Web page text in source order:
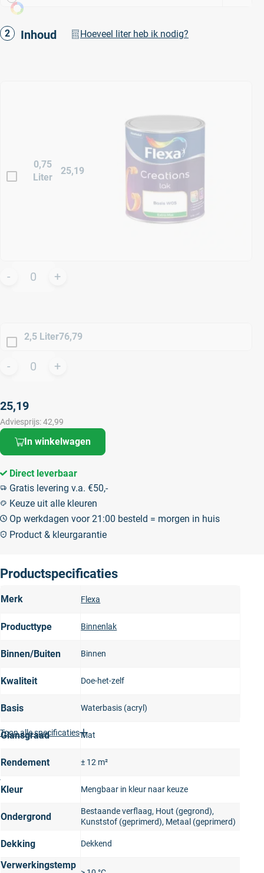
Inhoud Hoeveel liter heb ik nodig?
0,75
Liter
25,19
2,5 Liter76,79
25,19
Adviesprijs:42,99
In winkelwagen
Direct leverbaar
Gratis levering v.a. €50,-
Keuze uit alle kleuren
Op werkdagen voor 21:00 besteld = morgen in huis
Product & kleurgarantie
Productspecificaties
Merk Flexa
Producttype Binnenlak
Binnen/Buiten Binnen
Kwaliteit Doe-het-zelf
Basis Waterbasis (acryl)
Glansgraad Mat
Rendement ± 12 m²
Kleur Mengbaar in kleur naar keuze
Ondergrond
Bestaande verflaag, Hout (gegrond),
Kunststof (geprimerd), Metaal (geprimerd)
Dekking Dekkend
Verwerkingstemp
Toon alle specificaties
De Flexa Creations Lak Extra Mat is een matte lak op
waterbasis. Je gebruikt deze lak voor het schilderen van
binnen deuren, kozijnen, plinten en meubels. Deze lak is
kras- en slijtvast en blijft zijn kleur behouden (vergeelt
Kenmerken:
Kras- en stootvast